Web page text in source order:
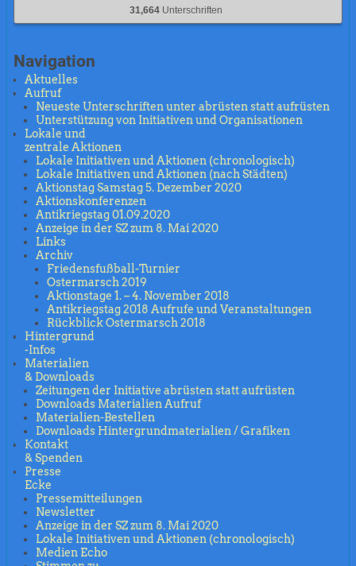
31,664 Unterschriften
Navigation
Aktuelles
Aufruf
Neueste Unterschriften unter abrüsten statt aufrüsten
Unterstützung von Initiativen und Organisationen
Lokale und
zentrale Aktionen
Lokale Initiativen und Aktionen (chronologisch)
Lokale Initiativen und Aktionen (nach Städten)
Aktionstag Samstag 5. Dezember 2020
Aktionskonferenzen
Antikriegstag 01.09.2020
Anzeige in der SZ zum 8. Mai 2020
Links
Archiv
Friedensfußball-Turnier
Ostermarsch 2019
Aktionstage 1. – 4. November 2018
Antikriegstag 2018 Aufrufe und Veranstaltungen
Rückblick Ostermarsch 2018
Hintergrund
-Infos
Materialien
& Downloads
Zeitungen der Initiative abrüsten statt aufrüsten
Downloads Materialien Aufruf
Materialien-Bestellen
Downloads Hintergrundmaterialien / Grafiken
Kontakt
& Spenden
Presse
Ecke
Pressemitteilungen
Newsletter
Anzeige in der SZ zum 8. Mai 2020
Lokale Initiativen und Aktionen (chronologisch)
Medien Echo